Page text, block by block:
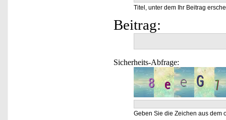
Titel, unter dem Ihr Beitrag
Beitrag:
Sicherheits-Abfrage:
Geben Sie die Zeichen aus dem